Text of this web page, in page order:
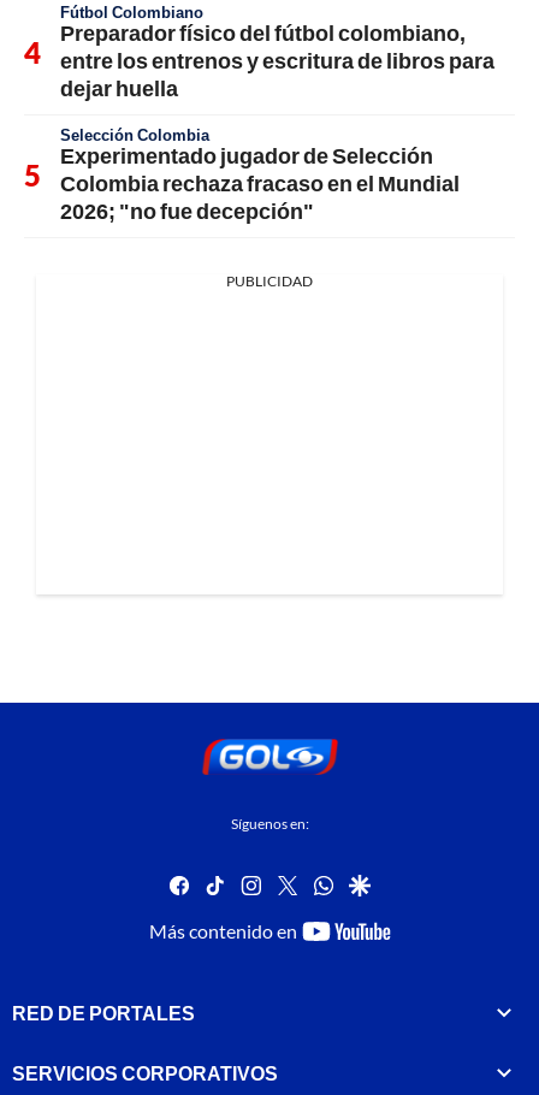
Fútbol Colombiano
Preparador físico del fútbol colombiano,
entre los entrenos y escritura de libros para
dejar huella
Selección Colombia
Experimentado jugador de Selección
Colombia rechaza fracaso en el Mundial
2026; "no fue decepción"
PUBLICIDAD
Síguenos en:
facebook
tiktok instagram
twitterwhatsapp
google
Más contenido en
youtube-
RED DE PORTALES
SERVICIOS CORPORATIVOS